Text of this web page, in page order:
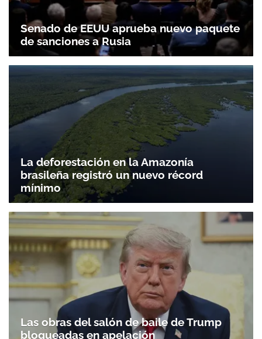
Gracias por suscribirte a nuestro boletín.
ACEPTAR
Senado de EEUU aprueba nuevo paquete
de sanciones a Rusia
La deforestación en la Amazonía
brasileña registró un nuevo récord
mínimo
Las obras del salón de baile de Trump
bloqueadas en apelación